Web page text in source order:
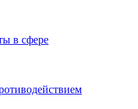
в сфере